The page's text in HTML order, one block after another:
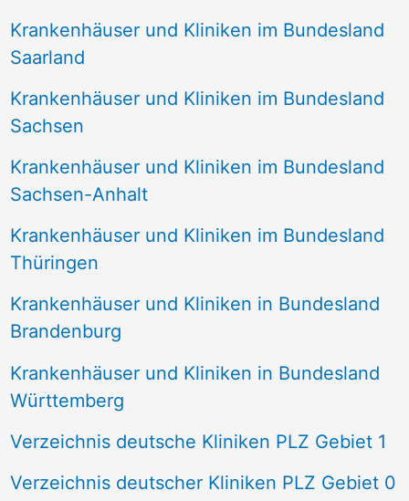
Krankenhäuser und Kliniken im Bundesland
Saarland
Krankenhäuser und Kliniken im Bundesland
Sachsen
Krankenhäuser und Kliniken im Bundesland
Sachsen-Anhalt
Krankenhäuser und Kliniken im Bundesland
Thüringen
Krankenhäuser und Kliniken in Bundesland
Brandenburg
Krankenhäuser und Kliniken in Bundesland
Württemberg
Verzeichnis deutsche Kliniken PLZ Gebiet 1
Verzeichnis deutscher Kliniken PLZ Gebiet 0